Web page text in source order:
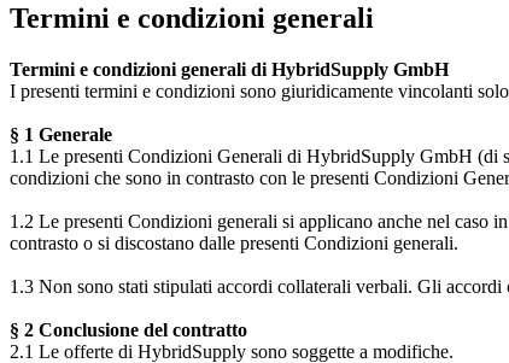
Termini e condizioni generali
Termini e condizioni generali di HybridSupply GmbH
I presenti termini e condizioni sono giuridicamente vincolanti
§ 1 Generale
1.1 Le presenti Condizioni Generali di HybridSupply GmbH (di
condizioni che sono in contrasto con le presenti Condizioni
1.2 Le presenti Condizioni generali si applicano anche nel caso
contrasto o si discostano dalle presenti Condizioni generali.
1.3 Non sono stati stipulati accordi collaterali verbali. Gli
§ 2 Conclusione del contratto
2.1 Le offerte di HybridSupply sono soggette a modifiche.